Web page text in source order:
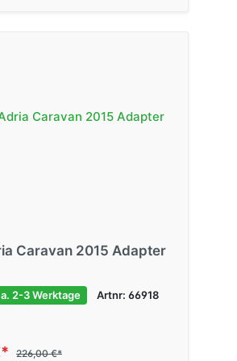
Caravan 2015 Adapter
2-3 Werktage Artnr: 66918
226,00 €*